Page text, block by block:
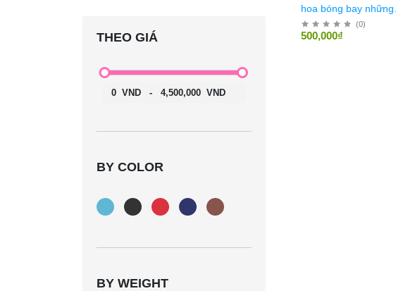
THEO GIÁ
0 VND - 4,500,000 VND
BY COLOR
BY WEIGHT
hoa bóng bay những
nàng tiên cá (0)
500,000₫